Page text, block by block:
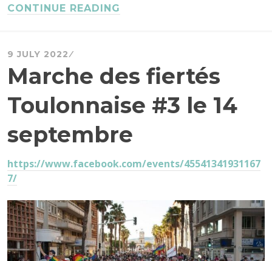
CONTINUE READING
9 JULY 2022
Marche des fiertés
Toulonnaise #3 le 14
septembre
https://www.facebook.com/events/45541341931167
7/